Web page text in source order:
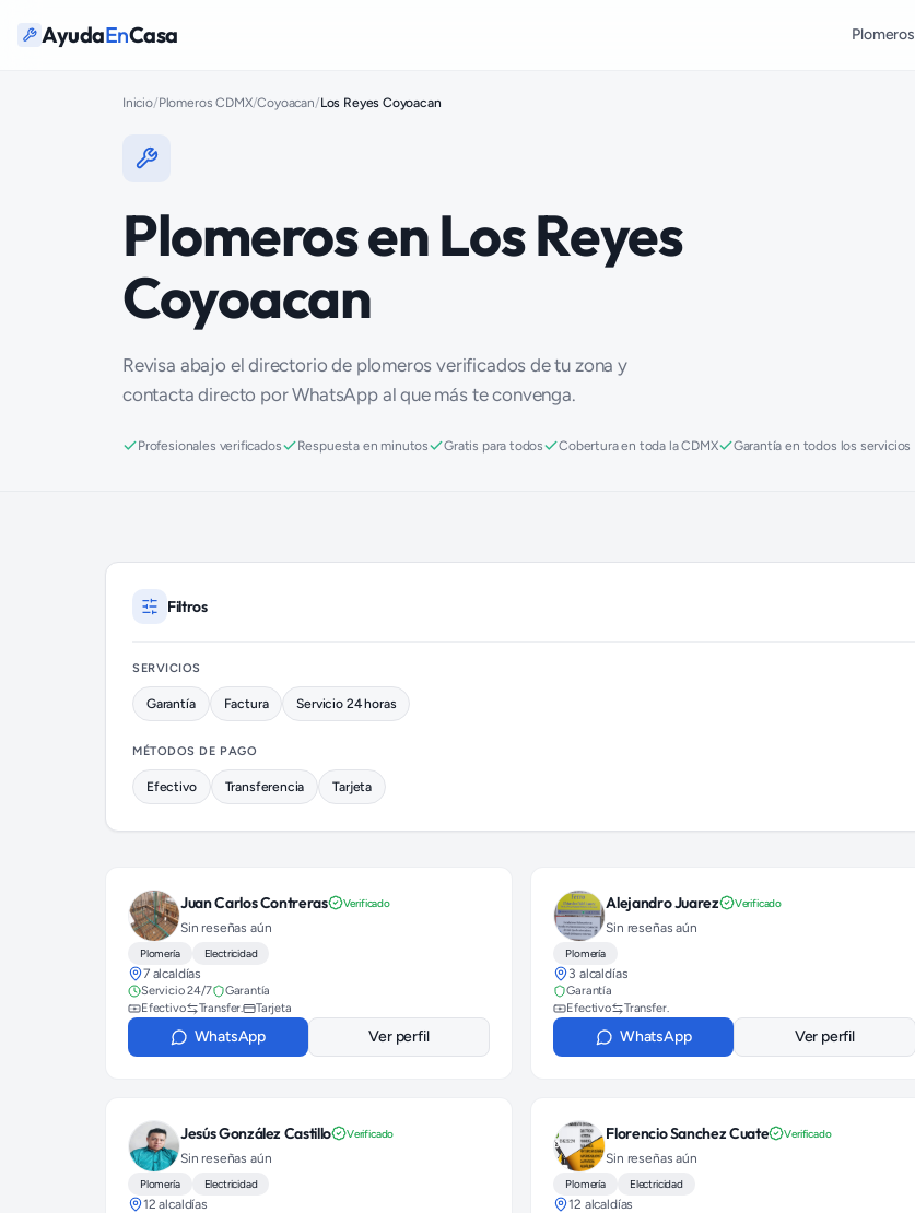
AyudaEnCasa Plomeros
Inicio/Plomeros CDMX/Coyoacan/Los Reyes Coyoacan
Plomeros en Los Reyes
Coyoacan
Revisa abajo el directorio de plomeros verificados de tu zona y
contacta directo por WhatsApp al que más te convenga.
Profesionales verificados Respuesta en minutos Gratis para todos Cobertura en toda la CDMX Garantía en todos los servicios
Plomeros disponibles en Coyoacán (colonia Los Reyes Coyoacán)
Filtros
SERVICIOS
Garantía Factura Servicio 24 horas
MÉTODOS DE PAGO
Efectivo Transferencia Tarjeta
Juan Carlos Contreras Verificado
Sin reseñas aún
Plomería Electricidad
7 alcaldías
Servicio 24/7
Garantía
Efectivo
Transfer. Tarjeta
WhatsApp Ver perfil
Alejandro Juarez Verificado
Sin reseñas aún
Plomería
3 alcaldías
Garantía
Efectivo
Transfer.
WhatsApp Ver perfil
Jesús González Castillo Verificado
Sin reseñas aún
Plomería Electricidad
12 alcaldías
Florencio Sanchez Cuate Verificado
Sin reseñas aún
Plomería Electricidad
12 alcaldías